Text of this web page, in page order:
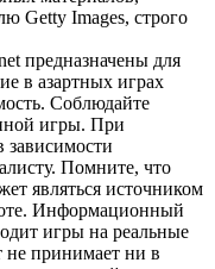
Getty Images, строго
предназначены для
в азартных играх
Соблюдайте
игры. При
Помните, что
являться источником
Информационный
игры на реальные
не принимает ни в